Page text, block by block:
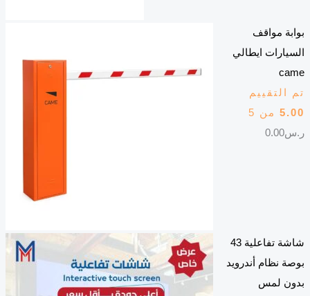
بوابة مواقف
السيارات ايطالي
came
تم التقييم
5.00من 5
ر.س0.00
شاشة تفاعلية 43
بوصة نظام أندرويد
بدون لمس